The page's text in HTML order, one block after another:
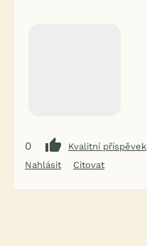
0
Kvalitní příspěvek
Nahlásit
Citovat